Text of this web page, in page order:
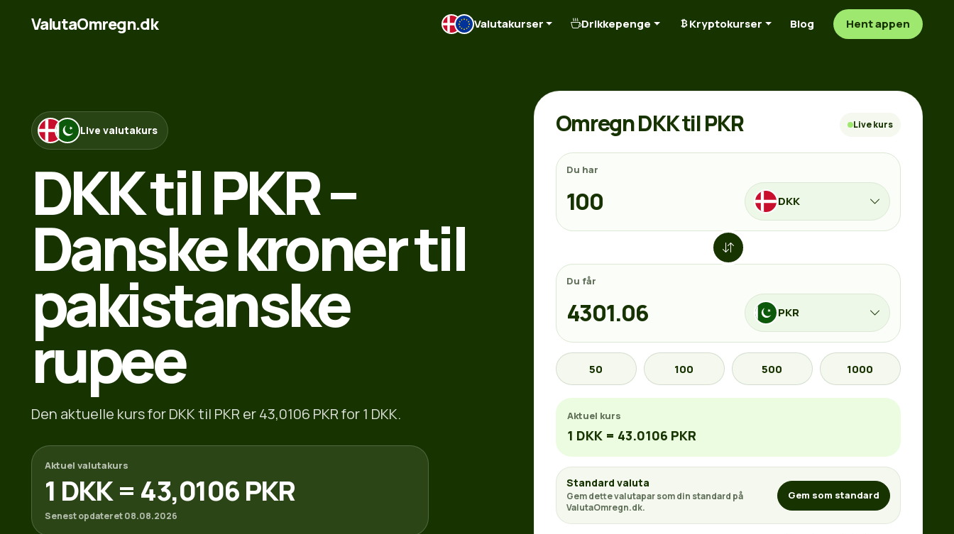
ValutaOmregn.dk Valutakurser Drikkepenge Kryptokurser Blog Hent appen
Live valutakurs
DKK til PKR –
Danske kroner til
pakistanske
rupee
Den aktuelle kurs for DKK til PKR er 43,0106 PKR for 1 DKK.
Aktuel valutakurs
1 DKK = 43,0106 PKR
Senest opdateret 08.08.2026
Omregn DKK til PKR Live kurs
Du har
DKK
Du får
PKR
50 100 500 1000
Aktuel kurs
1 DKK = 43.0106 PKR
Standard valuta
Gem dette valutapar som din standard på
ValutaOmregn.dk.
Gem som standard